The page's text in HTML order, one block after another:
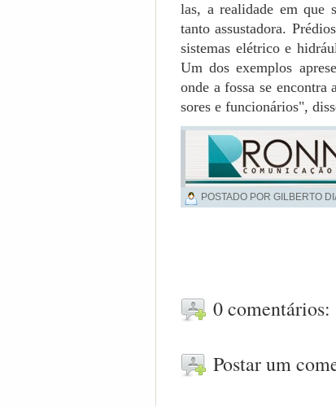
las, a rea­li­da­de em que
tanto as­sus­ta­do­ra.
sis­te­mas elé­tri­co e
Um dos exem­plos
onde a fossa se
so­res e fun­cio­ná­rios",
POSTADO POR GILBERTO
0 comentários:
Postar um